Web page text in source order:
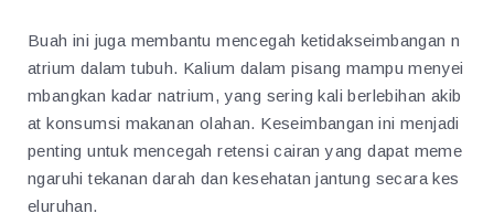
Buah ini juga membantu mencegah ketidakseimbangan n
atrium dalam tubuh. Kalium dalam pisang mampu menyei
mbangkan kadar natrium, yang sering kali berlebihan akib
at konsumsi makanan olahan. Keseimbangan ini menjadi
penting untuk mencegah retensi cairan yang dapat meme
ngaruhi tekanan darah dan kesehatan jantung secara kes
eluruhan.